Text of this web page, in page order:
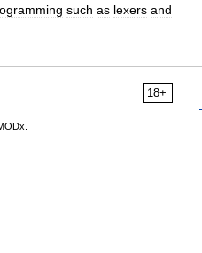
such as lexers and
18+